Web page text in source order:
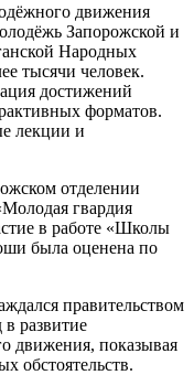
движения
Запорожской и
Народных
тысячи человек.
достижений
форматов.
лекции и
отделении
гвардия
в работе «Школы
была оценена по
правительством
развитие
движения, показывая
обстоятельств.